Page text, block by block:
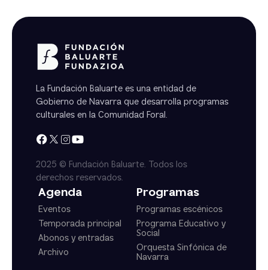
La Fundación Baluarte es una entidad de
Gobierno de Navarra que desarrolla programas
culturales en la Comunidad Foral.
2025 © Fundación Baluarte. Todos los
derechos reservados.
Agenda
Eventos
Temporada principal
Abonos y entradas
Archivo
Programas
Programas escénicos
Programa Educativo y
Social
Orquesta Sinfónica de
Navarra